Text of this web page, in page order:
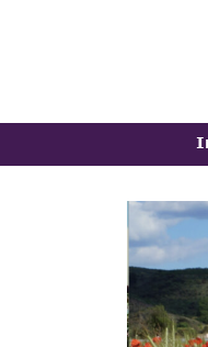
Menú